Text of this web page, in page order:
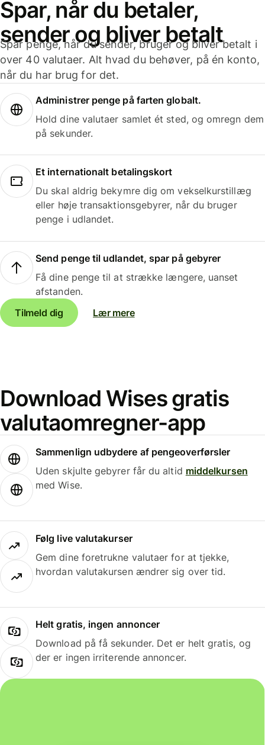
Spar, når du betaler,
sender og bliver betalt
Spar penge, når du sender, bruger og bliver betalt i
over 40 valutaer. Alt hvad du behøver, på én konto,
når du har brug for det.
Administrer penge på farten globalt.
Hold dine valutaer samlet ét sted, og omregn dem
på sekunder.
Et internationalt betalingskort
Du skal aldrig bekymre dig om vekselkurstillæg
eller høje transaktionsgebyrer, når du bruger
penge i udlandet.
Send penge til udlandet, spar på gebyrer
Få dine penge til at strække længere, uanset
afstanden.
Tilmeld dig
Lær mere
Download Wises gratis
valutaomregner-app
Sammenlign udbydere af pengeoverførsler
Uden skjulte gebyrer får du altid middelkursen
med Wise.
Følg live valutakurser
Gem dine foretrukne valutaer for at tjekke,
hvordan valutakursen ændrer sig over tid.
Helt gratis, ingen annoncer
Download på få sekunder. Det er helt gratis, og
der er ingen irriterende annoncer.